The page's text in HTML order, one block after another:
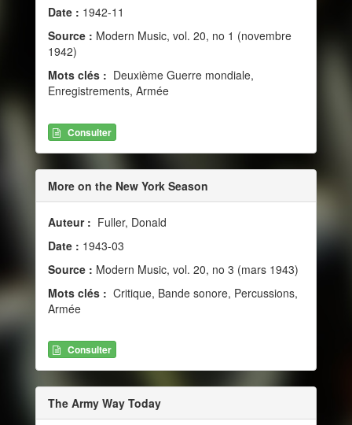
Date : 1942-11
Source : Modern Music, vol. 20, no 1 (novembre
1942)
Mots clés : Deuxième Guerre mondiale,
Enregistrements, Armée
Consulter
More on the New York Season
Auteur : Fuller, Donald
Date : 1943-03
Source : Modern Music, vol. 20, no 3 (mars 1943)
Mots clés : Critique, Bande sonore, Percussions,
Armée
Consulter
The Army Way Today